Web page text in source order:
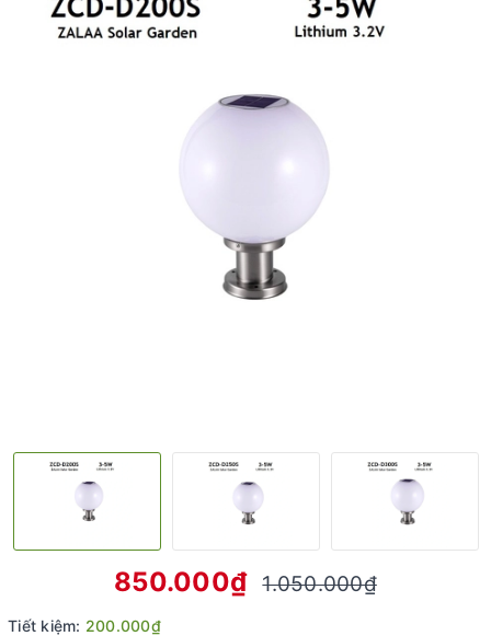
850.000₫ 1.050.000₫
Tiết kiệm: 200.000₫